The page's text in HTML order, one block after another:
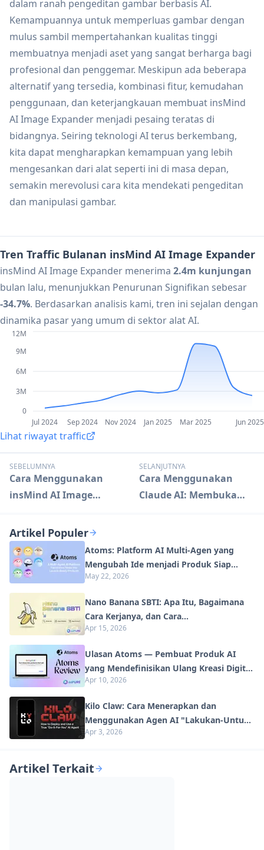
dalam ranah pengeditan gambar berbasis AI.
Kemampuannya untuk memperluas gambar dengan
mulus sambil mempertahankan kualitas tinggi
membuatnya menjadi aset yang sangat berharga bagi
profesional dan penggemar. Meskipun ada beberapa
alternatif yang tersedia, kombinasi fitur, kemudahan
penggunaan, dan keterjangkauan membuat insMind
AI Image Expander menjadi pesaing teratas di
bidangnya. Seiring teknologi AI terus berkembang,
kita dapat mengharapkan kemampuan yang lebih
mengesankan dari alat seperti ini di masa depan,
semakin merevolusi cara kita mendekati pengeditan
dan manipulasi gambar.
Tren Traffic Bulanan insMind AI Image Expander
insMind AI Image Expander menerima 2.4m kunjungan
bulan lalu, menunjukkan Penurunan Signifikan sebesar
-34.7%. Berdasarkan analisis kami, tren ini sejalan dengan
dinamika pasar yang umum di sektor alat AI.
Jul 2024 Sep 2024 Nov 2024 Jan 2025 Mar 2025 Jun 2025
0
3M
6M
9M
12M
Lihat riwayat traffic
SEBELUMNYA
Cara Menggunakan
insMind AI Image
Lengkap
SELANJUTNYA
Cara Menggunakan
Claude AI: Membuka
Artikel Populer
Atoms: Platform AI Multi-Agen yang
Mengubah Ide menjadi Produk Siap
Diluncurkan
May 22, 2026
Nano Banana SBTI: Apa Itu, Bagaimana
Cara Kerjanya, dan Cara
Menggunakannya di Tahun 2026
Apr 15, 2026
Ulasan Atoms — Pembuat Produk AI
yang Mendefinisikan Ulang Kreasi Digital
di Tahun 2026
Apr 10, 2026
Kilo Claw: Cara Menerapkan dan
Menggunakan Agen AI "Lakukan-Untuk-
Anda" Sejati (Pembaruan 2026)
Apr 3, 2026
Artikel Terkait